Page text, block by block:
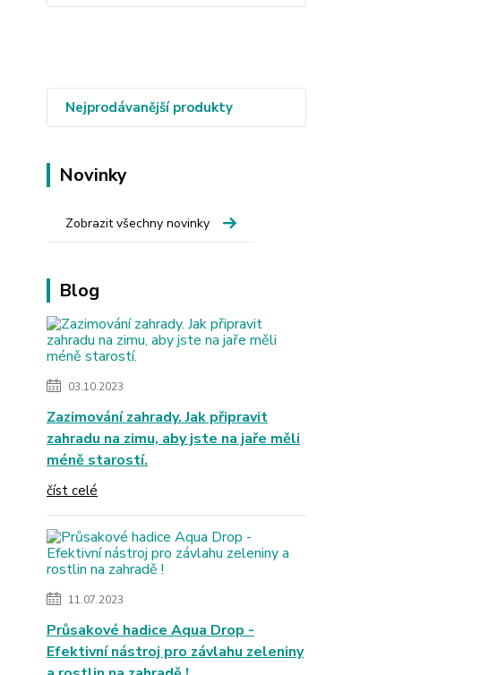
Nejprodávanější produkty
Novinky
Zobrazit všechny novinky
Blog
03.10.2023
Zazimování zahrady. Jak připravit
zahradu na zimu, aby jste na jaře měli
méně starostí.
číst celé
11.07.2023
Průsakové hadice Aqua Drop -
Efektivní nástroj pro závlahu zeleniny